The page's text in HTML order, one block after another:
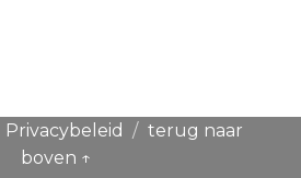
Privacybeleid
terug naar
boven ↑